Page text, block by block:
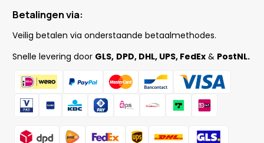
Betalingen via:
Veilig betalen via onderstaande betaalmethodes.
Snelle levering door GLS, DPD, DHL, UPS, FedEx & PostNL.